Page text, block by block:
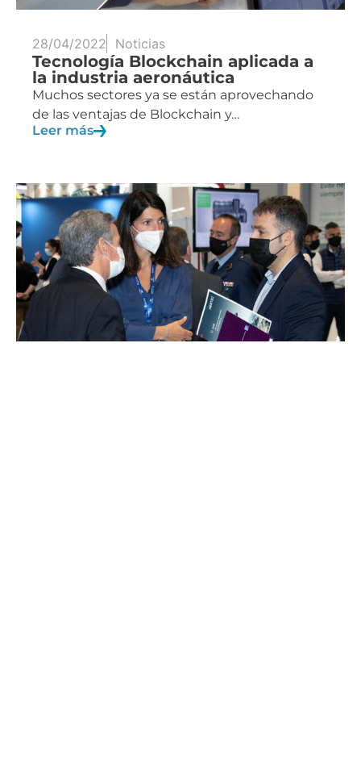
28/04/2022 Noticias
Tecnología Blockchain aplicada a
la industria aeronáutica
Muchos sectores ya se están aprovechando
de las ventajas de Blockchain y…
Leer más